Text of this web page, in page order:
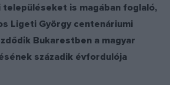
településeket is magában foglaló,
Ligeti György centenáriumi
Bukarestben a magyar
századik évfordulója